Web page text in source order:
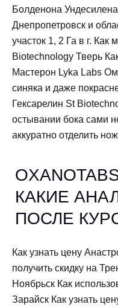
Болденона
Днепропетровск и
участок 1, 2 Га в г. Как
Biotechnology Тверь
Мастерон Lyka Labs
синяка и даже
Гексарелин St
остывании бока сами
аккуратно отделить
КАКИЕ
ПОСЛЕ
Как узнать цену
получить скидку на
Ноябрьск Как
Зарайск Как узнать